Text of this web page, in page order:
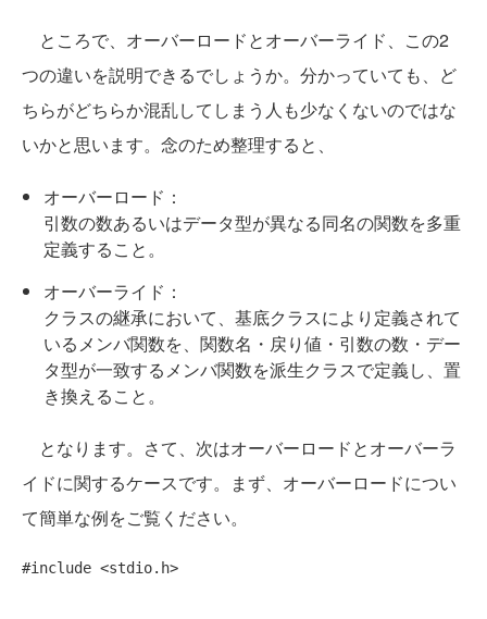
ところで、オーバーロードとオーバーライド、この2
つの違いを説明できるでしょうか。分かっていても、ど
ちらがどちらか混乱してしまう人も少なくないのではな
いかと思います。念のため整理すると、
オーバーロード：
引数の数あるいはデータ型が異なる同名の関数を多重
定義すること。
オーバーライド：
クラスの継承において、基底クラスにより定義されて
いるメンバ関数を、関数名・戻り値・引数の数・デー
タ型が一致するメンバ関数を派生クラスで定義し、置
き換えること。
となります。さて、次はオーバーロードとオーバーラ
イドに関するケースです。まず、オーバーロードについ
て簡単な例をご覧ください。
#include <stdio.h>